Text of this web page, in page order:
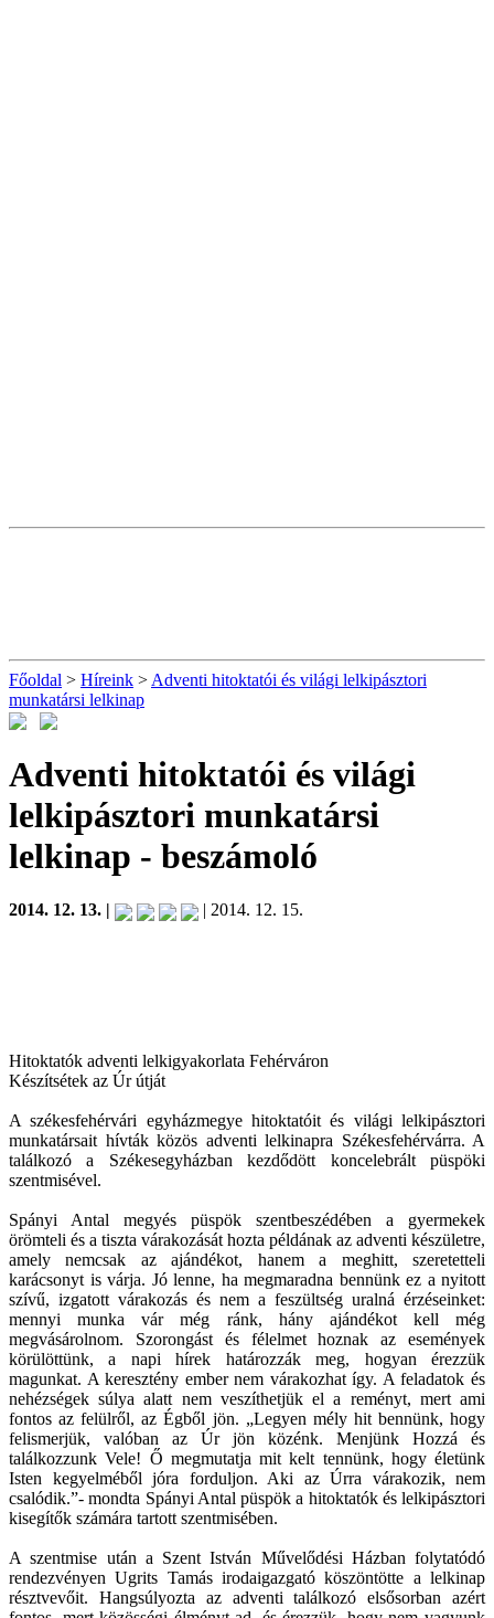
Főoldal > Híreink > Adventi hitoktatói és világi lelkipásztori
munkatársi lelkinap
Adventi hitoktatói és világi
lelkipásztori munkatársi
lelkinap - beszámoló
2014. 12. 13. | | 2014. 12. 15.
Hitoktatók adventi lelkigyakorlata Fehérváron
Készítsétek az Úr útját
A székesfehérvári egyházmegye hitoktatóit és világi lelkipásztori
munkatársait hívták közös adventi lelkinapra Székesfehérvárra. A
találkozó a Székesegyházban kezdődött koncelebrált püspöki
szentmisével.
Spányi Antal megyés püspök szentbeszédében a gyermekek
örömteli és a tiszta várakozását hozta példának az adventi készületre,
amely nemcsak az ajándékot, hanem a meghitt, szeretetteli
karácsonyt is várja. Jó lenne, ha megmaradna bennünk ez a nyitott
szívű, izgatott várakozás és nem a feszültség uralná érzéseinket:
mennyi munka vár még ránk, hány ajándékot kell még
megvásárolnom. Szorongást és félelmet hoznak az események
körülöttünk, a napi hírek határozzák meg, hogyan érezzük
magunkat. A keresztény ember nem várakozhat így. A feladatok és
nehézségek súlya alatt nem veszíthetjük el a reményt, mert ami
fontos az felülről, az Égből jön. „Legyen mély hit bennünk, hogy
felismerjük, valóban az Úr jön közénk. Menjünk Hozzá és
találkozzunk Vele! Ő megmutatja mit kelt tennünk, hogy életünk
Isten kegyelméből jóra forduljon. Aki az Úrra várakozik, nem
csalódik.”- mondta Spányi Antal püspök a hitoktatók és lelkipásztori
kisegítők számára tartott szentmisében.
A szentmise után a Szent István Művelődési Házban folytatódó
rendezvényen Ugrits Tamás irodaigazgató köszöntötte a lelkinap
résztvevőit. Hangsúlyozta az adventi találkozó elsősorban azért